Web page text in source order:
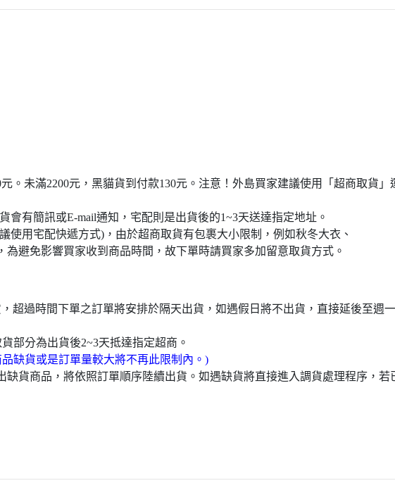
。未滿2200元，黑貓貨到付款130元。注意！外島買家建議使用「超商取貨
會有簡訊或E-mail通知，宅配則是出貨後的1~3天送達指定地址。
使用宅配快遞方式)，由於超商取貨有包裹大小限制，例如秋冬大衣、
避免影響買家收到商品時間，故下單時請買家多加留意取貨方式。
超過時間下單之訂單將安排於隔天出貨，如遇假日將不出貨，直接延後至週
部分為出貨後2~3天抵達指定超商。
缺貨或是訂單量較大將不再此限制內。)
貨商品，將依照訂單順序陸續出貨。如遇缺貨將直接進入調貨處理程序，